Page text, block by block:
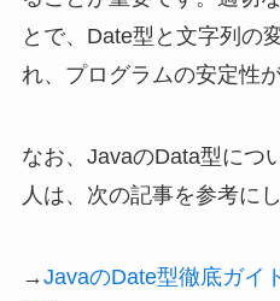
とで、Date型と文字列の
れ、プログラムの安定性
なお、JavaのData型につ
人は、次の記事を参考に
→JavaのDate型徹底ガイ